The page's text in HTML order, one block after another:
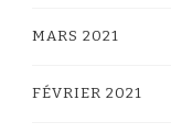
MARS 2021
FÉVRIER 2021